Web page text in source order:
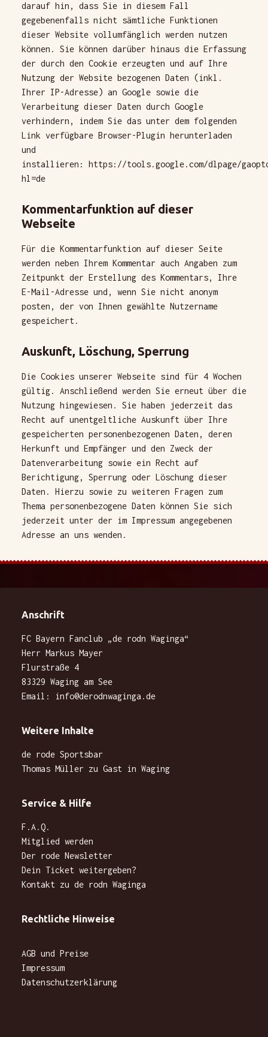
darauf hin, dass Sie in diesem Fall
gegebenenfalls nicht sämtliche Funktionen
dieser Website vollumfänglich werden nutzen
können. Sie können darüber hinaus die Erfassung
der durch den Cookie erzeugten und auf Ihre
Nutzung der Website bezogenen Daten (inkl.
Ihrer IP-Adresse) an Google sowie die
Verarbeitung dieser Daten durch Google
verhindern, indem Sie das unter dem folgenden
Link verfügbare Browser-Plugin herunterladen
und
installieren: https://tools.google.com/dlpage/
hl=de
Kommentarfunktion auf dieser
Webseite
Für die Kommentarfunktion auf dieser Seite
werden neben Ihrem Kommentar auch Angaben zum
Zeitpunkt der Erstellung des Kommentars, Ihre
E-Mail-Adresse und, wenn Sie nicht anonym
posten, der von Ihnen gewählte Nutzername
gespeichert.
Auskunft, Löschung, Sperrung
Die Cookies unserer Webseite sind für 4 Wochen
gültig. Anschließend werden Sie erneut über die
Nutzung hingewiesen. Sie haben jederzeit das
Recht auf unentgeltliche Auskunft über Ihre
gespeicherten personenbezogenen Daten, deren
Herkunft und Empfänger und den Zweck der
Datenverarbeitung sowie ein Recht auf
Berichtigung, Sperrung oder Löschung dieser
Daten. Hierzu sowie zu weiteren Fragen zum
Thema personenbezogene Daten können Sie sich
jederzeit unter der im Impressum angegebenen
Adresse an uns wenden.
Anschrift
FC Bayern Fanclub „de rodn Waginga“
Herr Markus Mayer
Flurstraße 4
83329 Waging am See
Email:
info@derodnwaginga.de
Weitere Inhalte
de rode Sportsbar
Thomas Müller zu Gast in Waging
Service & Hilfe
F.A.Q.
Mitglied werden
Der rode Newsletter
Dein Ticket weitergeben?
Kontakt zu de rodn Waginga
Rechtliche Hinweise
AGB und Preise
Impressum
Datenschutzerklärung